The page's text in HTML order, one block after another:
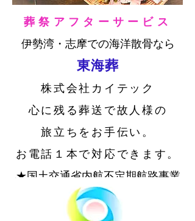
葬祭アフターサービス
伊勢湾・志摩での海洋散骨なら
東海葬
株式会社カイテック
心に残る葬送で故人様の
旅立ちをお手伝い。
お電話１本で対応できます。
★国土交通省内航不定期航路事業
許可済